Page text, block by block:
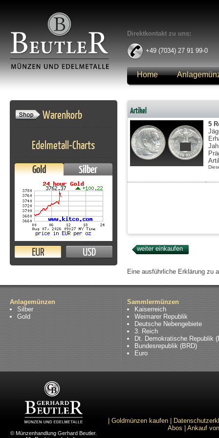
Direktkontakt zu uns:
+49 (7034) 27 91 99-0
Home
Warenkorb
Edelmetall-Charts
Gold Silber
EUR USD
Artikel
5
Eine ausführliche Erklärung zu
Anlagemünzen
Silber
Gold
Sammlermünzen
Kaiserreich
Weimarer Republik
Deutsche Nebengebiete
3. Reich
Dt. Demokratische Republik
Bundesrepublik (BRD)
Euro
© Münzenhandlung Gerhard Beutler.
Goldmünzen kaufen
Abos
Ankauf